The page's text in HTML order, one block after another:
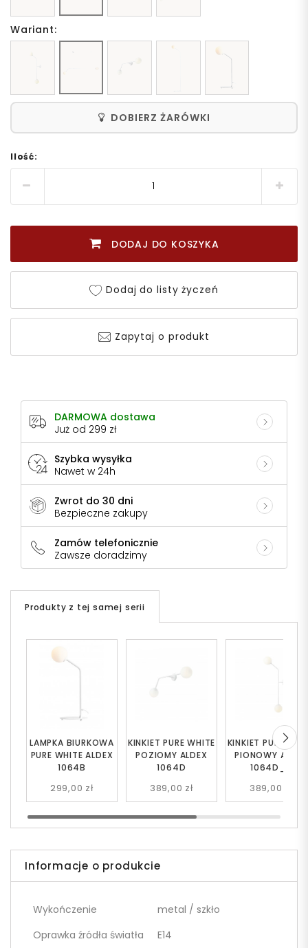
Wariant:
DOBIERZ ŻARÓWKI
Ilość:
DODAJ DO KOSZYKA
Dodaj do listy życzeń
Zapytaj o produkt
DARMOWA dostawa
Już od 299 zł
Szybka wysyłka
Nawet w 24h
Zwrot do 30 dni
Bezpieczne zakupy
Zamów telefonicznie
Zawsze doradzimy
Produkty z tej samej serii
KINKIET PURE WHITE
POZIOMY ALDEX
1064D
389,00 zł
KINKIET PURE
PIONOWY ALDEX
1064D_2
389,00 zł
LAMPKA BIURKOWA
PURE WHITE ALDEX
1064B
299,00 zł
Informacje o produkcie
Wykończenie
metal / szkło
Oprawka źródła światła
E14